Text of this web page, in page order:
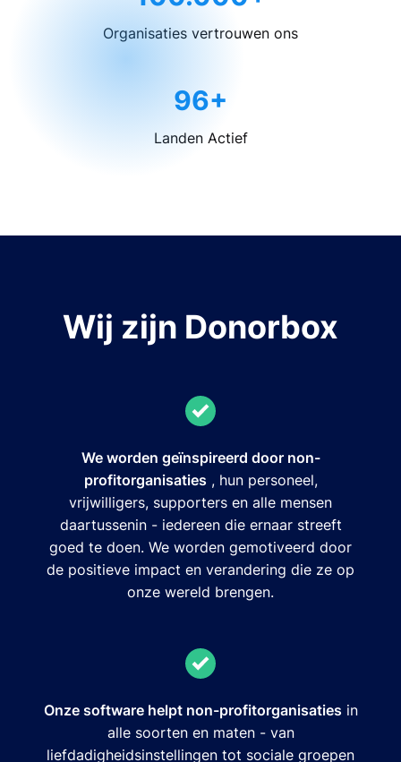
Organisaties vertrouwen ons
96+
Landen Actief
Wij zijn Donorbox
We worden geïnspireerd door non-
profitorganisaties, hun personeel,
vrijwilligers, supporters en alle mensen
daartussenin - iedereen die ernaar streeft
goed te doen. We worden gemotiveerd door
de positieve impact en verandering die ze op
onze wereld brengen.
Onze software helpt non-profitorganisatiesin
alle soorten en maten - van
liefdadigheidsinstellingen tot sociale groepen